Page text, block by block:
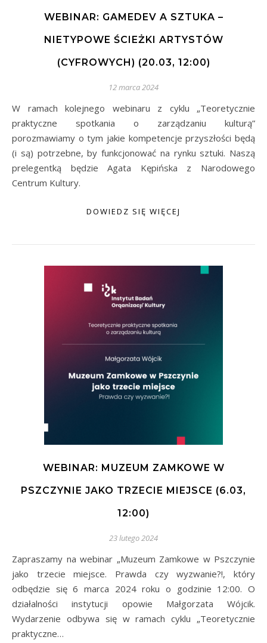
WEBINAR: GAMEDEV A SZTUKA –
NIETYPOWE ŚCIEŻKI ARTYSTÓW
(CYFROWYCH) (20.03, 12:00)
12 marca 2024
W ramach kolejnego webinaru z cyklu „Teoretycznie
praktyczne spotkania o zarządzaniu kulturą”
porozmawiamy o tym jakie kompetencje przyszłości będą
(i są) potrzebne, by funkcjonować na rynku sztuki. Naszą
prelegentką będzie Agata Kępińska z Narodowego
Centrum Kultury.
DOWIEDZ SIĘ WIĘCEJ
WEBINAR: MUZEUM ZAMKOWE W
PSZCZYNIE JAKO TRZECIE MIEJSCE (6.03,
12:00)
23 lutego 2024
Zapraszamy na webinar „Muzeum Zamkowe w Pszczynie
jako trzecie miejsce. Prawda czy wyzwanie?!, który
odbędzie się 6 marca 2024 roku o godzinie 12:00. O
działalności instytucji opowie Małgorzata Wójcik.
Wydarzenie odbywa się w ramach cyklu „Teoretycznie
praktyczne…